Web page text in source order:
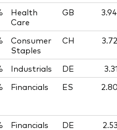
Health
Care
GB
Consumer
Staples
CH
Industrials DE
Financials ES
Financials DE